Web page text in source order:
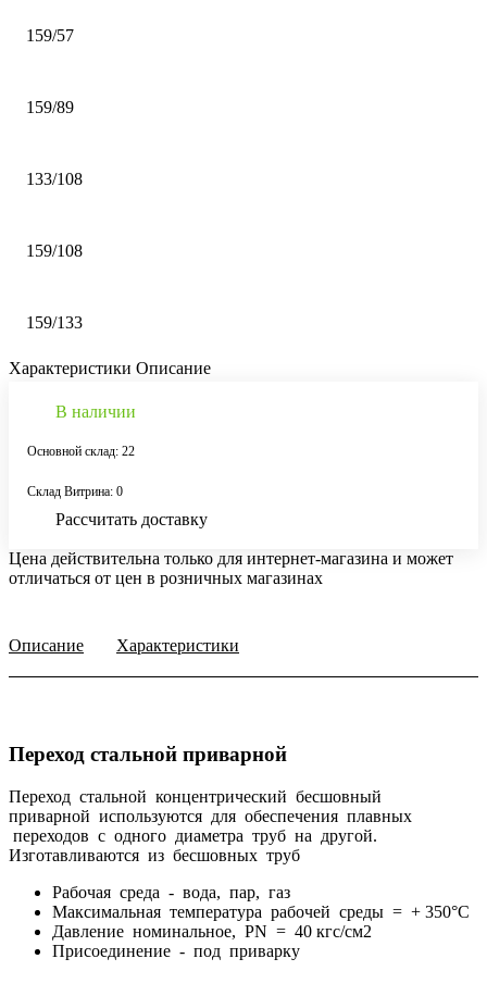
159/57
159/89
133/108
159/108
159/133
Характеристики Описание
В наличии
Основной склад: 22
Склад Витрина: 0
Рассчитать доставку
Цена действительна только для интернет-магазина и может
отличаться от цен в розничных магазинах
Описание Характеристики
Переход стальной приварной
Переход стальной концентрический бесшовный
приварной используются для обеспечения плавных
переходов с одного диаметра труб на другой.
Изготавливаются из бесшовных труб
Рабочая среда - вода, пар, газ
Максимальная температура рабочей среды = + 350°С
Давление номинальное, PN = 40 кгс/см2
Присоединение - под приварку